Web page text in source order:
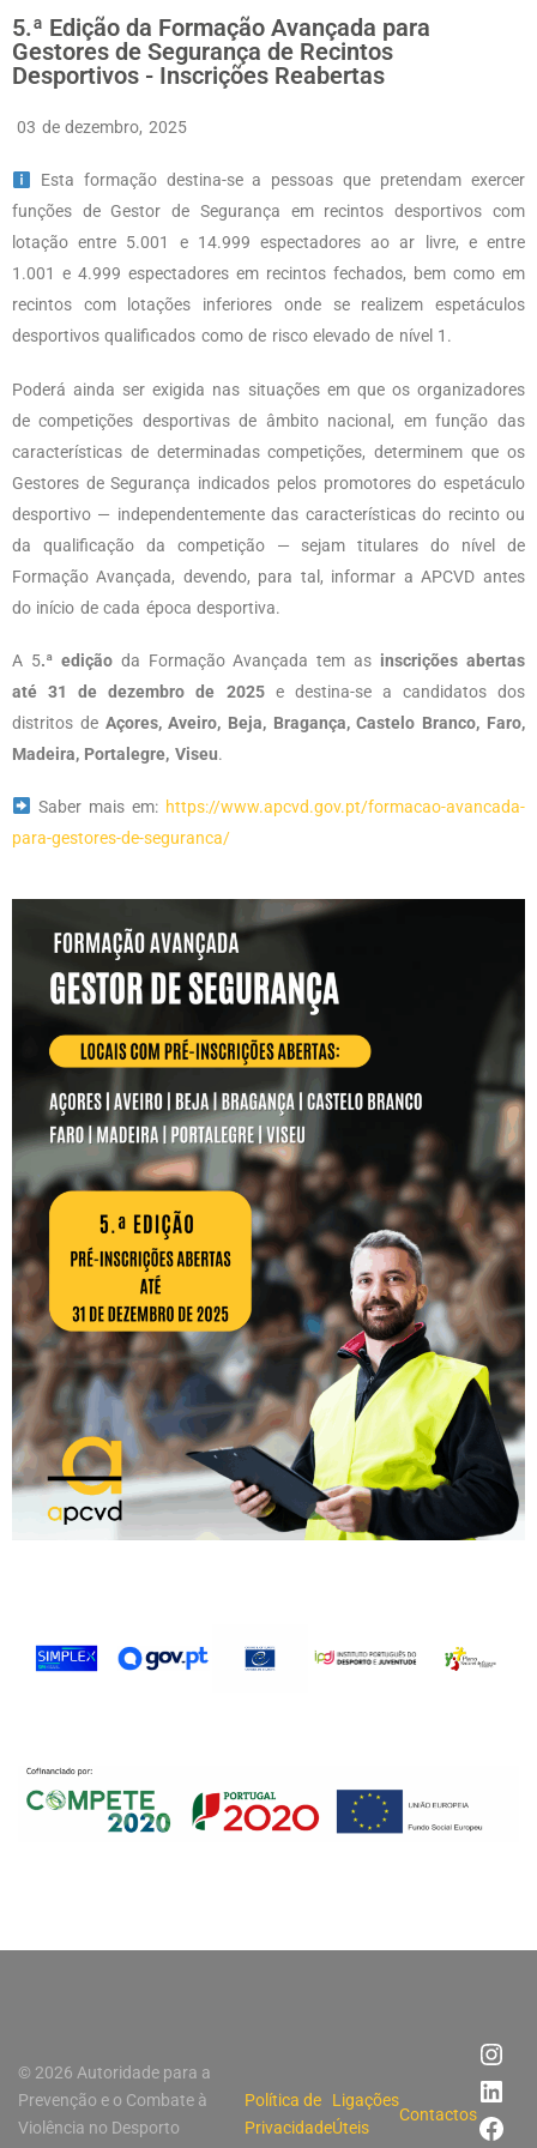
5.ª Edição da Formação Avançada para
Gestores de Segurança de Recintos
Desportivos - Inscrições Reabertas
03 de dezembro, 2025
Esta formação destina-se a pessoas que pretendam exercer
funções de Gestor de Segurança em recintos desportivos com
lotação entre 5.001 e 14.999 espectadores ao ar livre, e entre
1.001 e 4.999 espectadores em recintos fechados, bem como em
recintos com lotações inferiores onde se realizem espetáculos
desportivos qualificados como de risco elevado de nível 1.
Poderá ainda ser exigida nas situações em que os organizadores
de competições desportivas de âmbito nacional, em função das
características de determinadas competições, determinem que os
Gestores de Segurança indicados pelos promotores do espetáculo
desportivo — independentemente das características do recinto ou
da qualificação da competição — sejam titulares do nível de
Formação Avançada, devendo, para tal, informar a APCVD antes
do início de cada época desportiva.
A 5.ª ediçãoda Formação Avançada tem as inscrições abertas
até 31 de dezembro de 2025e destina-se a candidatos dos
distritos de Açores, Aveiro, Beja, Bragança, Castelo Branco, Faro,
Madeira, Portalegre, Viseu.
Saber mais em: https://www.apcvd.gov.pt/formacao-avancada-
para-gestores-de-seguranca/
© 2026 Autoridade para a
Prevenção e o Combate à
Violência no Desporto
Política de
Privacidade
Ligações
Úteis
Contactos